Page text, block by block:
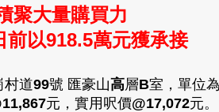
聚大量購買力
前以918.5萬元獲承接
村道99號 匯豪山高層B室 ， 單位為
元 ， 實用呎價@17,072元。